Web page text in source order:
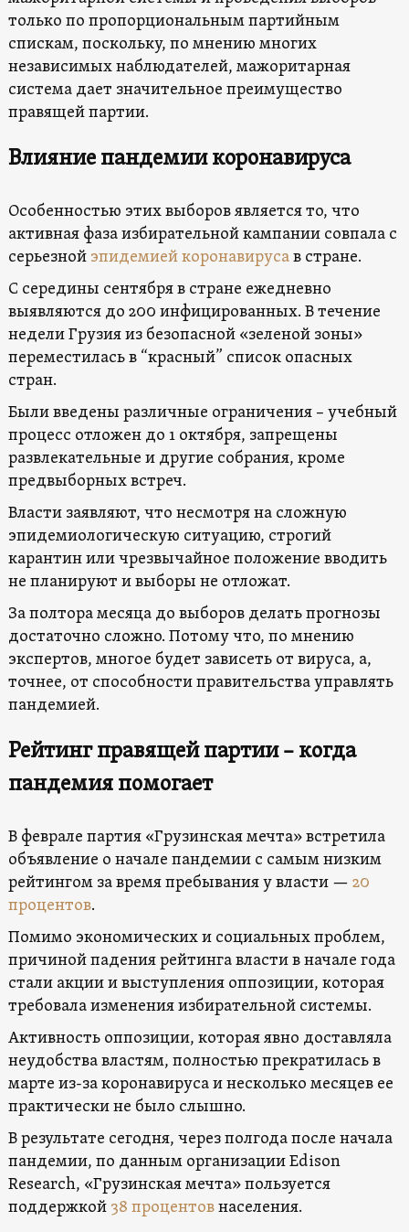
только по пропорциональным партийным
спискам, поскольку, по мнению многих
независимых наблюдателей, мажоритарная
система дает значительное преимущество
правящей партии.
Влияние пандемии коронавируса
Особенностью этих выборов является то, что
активная фаза избирательной кампании совпала с
серьезной эпидемией коронавирусав стране.
С середины сентября в стране ежедневно
выявляются до 200 инфицированных. В течение
недели Грузия из безопасной «зеленой зоны»
переместилась в “красный” список опасных
стран.
Были введены различные ограничения – учебный
процесс отложен до 1 октября, запрещены
развлекательные и другие собрания, кроме
предвыборных встреч.
Власти заявляют, что несмотря на сложную
эпидемиологическую ситуацию, строгий
карантин или чрезвычайное положение вводить
не планируют и выборы не отложат.
За полтора месяца до выборов делать прогнозы
достаточно сложно. Потому что, по мнению
экспертов, многое будет зависеть от вируса, а,
точнее, от способности правительства управлять
пандемией.
Рейтинг правящей партии – когда
пандемия помогает
В феврале партия «Грузинская мечта» встретила
объявление о начале пандемии с самым низким
рейтингом за время пребывания у власти — 20
процентов.
Помимо экономических и социальных проблем,
причиной падения рейтинга власти в начале года
стали акции и выступления оппозиции, которая
требовала изменения избирательной системы.
Активность оппозиции, которая явно доставляла
неудобства властям, полностью прекратилась ​​в
марте из-за коронавируса и несколько месяцев ее
практически не было слышно.
В результате сегодня, через полгода после начала
пандемии, по данным организации Edison
Research, «Грузинская мечта» пользуется
поддержкой 38 процентовнаселения.